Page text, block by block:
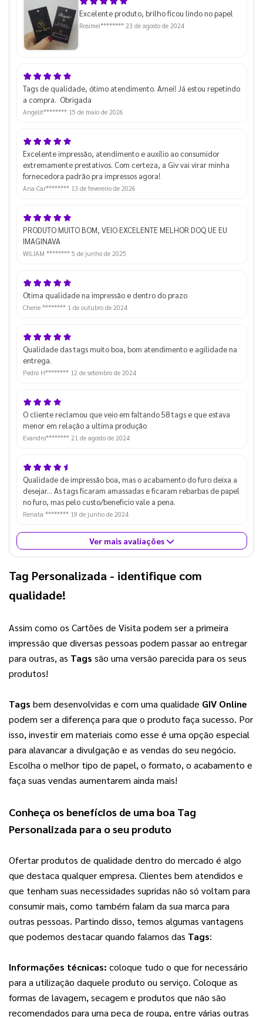
Excelente produto, brilho ficou lindo no papel
Rosimei******** 23 de agosto de 2024
Tags de qualidade, ótimo atendimento. Amei! Já estou repetindo
a compra. Obrigada
Angelit******** 15 de maio de 2026
Excelente impressão, atendimento e auxílio ao consumidor
extremamente prestativos. Com certeza, a Giv vai virar minha
fornecedora padrão pra impressos agora!
Ana Car******** 13 de fevereiro de 2026
PRODUTO MUITO BOM, VEIO EXCELENTE MELHOR DOQ UE EU
IMAGINAVA
WILIAM ******** 5 de junho de 2025
Otima qualidade na impressão e dentro do prazo
Cherie ******** 1 de outubro de 2024
Qualidade das tags muito boa, bom atendimento e agilidade na
entrega.
Pedro H******** 12 de setembro de 2024
O cliente reclamou que veio em faltando 58 tags e que estava
menor em relação a ultima produção
Evandro******** 21 de agosto de 2024
Qualidade de impressão boa, mas o acabamento do furo deixa a
desejar... As tags ficaram amassadas e ficaram rebarbas de papel
no furo, mas pelo custo/beneficio vale a pena.
Renata ******** 19 de junho de 2024
Ver mais avaliações
Tag Personalizada - identifique com
qualidade!
Assim como os Cartões de Visita podem ser a primeira
impressão que diversas pessoas podem passar ao entregar
para outras, as Tags são uma versão parecida para os seus
produtos!
Tags bem desenvolvidas e com uma qualidade GIV Online
podem ser a diferença para que o produto faça sucesso. Por
isso, investir em materiais como esse é uma opção especial
para alavancar a divulgação e as vendas do seu negócio.
Escolha o melhor tipo de papel, o formato, o acabamento e
faça suas vendas aumentarem ainda mais!
Conheça os benefícios de uma boa Tag
Personalizada para o seu produto
Ofertar produtos de qualidade dentro do mercado é algo
que destaca qualquer empresa. Clientes bem atendidos e
que tenham suas necessidades supridas não só voltam para
consumir mais, como também falam da sua marca para
outras pessoas. Partindo disso, temos algumas vantagens
que podemos destacar quando falamos das Tags:
Informações técnicas: coloque tudo o que for necessário
para a utilização daquele produto ou serviço. Coloque as
formas de lavagem, secagem e produtos que não são
recomendados para uma peça de roupa, entre várias outras